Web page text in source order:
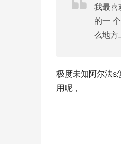
我最喜
的一
么地方
极度未知阿尔法s
用呢，